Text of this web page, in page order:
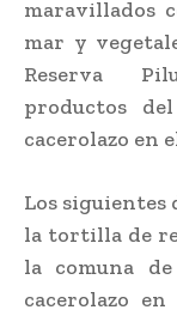
maravillados
mar y
Reserva
productos
cacerolazo en
Los siguientes
la tortilla de
la comuna
cacerolazo